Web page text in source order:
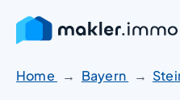
Zum
Inhalt
springen
Home Bayern